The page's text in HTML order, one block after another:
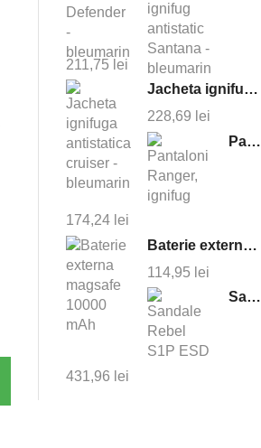
211,75 lei
Jacheta ignifuga antistatica cruiser - bleumarin
228,69 lei
Pantaloni Ranger, ignifug
174,24 lei
Baterie externa magsafe 10000 mAh
114,95 lei
Sandale Rebel S1P ESD
431,96 lei